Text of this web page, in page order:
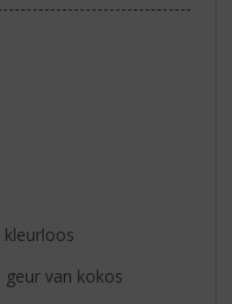
kleurloos
geur van kokos